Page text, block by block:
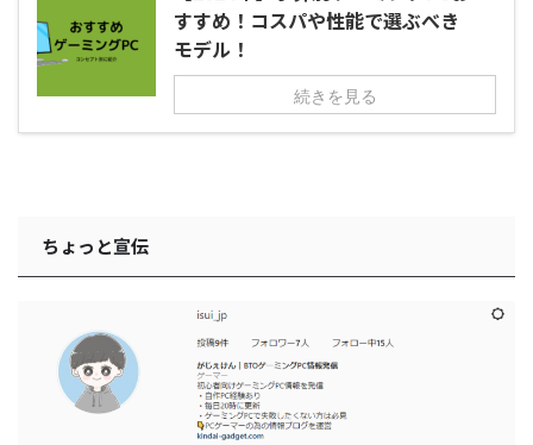
すすめ！コスパや性能で選ぶべき
モデル！
続きを見る
ちょっと宣伝